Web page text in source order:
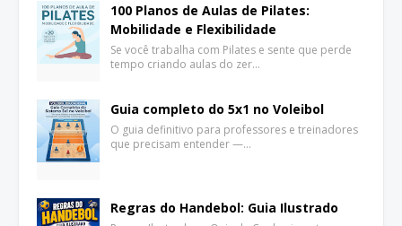
100 Planos de Aulas de Pilates:
Mobilidade e Flexibilidade
Se você trabalha com Pilates e sente que perde
tempo criando aulas do zer…
Guia completo do 5x1 no Voleibol
O guia definitivo para professores e treinadores
que precisam entender —…
Regras do Handebol: Guia Ilustrado